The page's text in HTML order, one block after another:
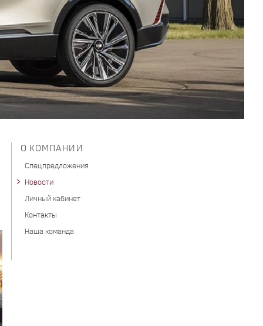
О КОМПАНИИ
Спецпредложения
Новости
Личный кабинет
Контакты
Наша команда